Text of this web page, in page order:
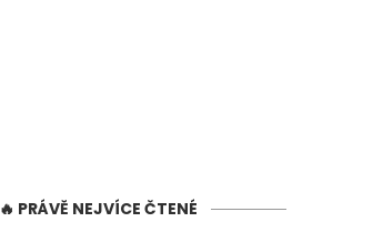
🔥 PRÁVĚ NEJVÍCE ČTENÉ